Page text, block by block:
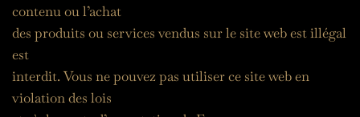
contenu ou l’achat
des produits ou services vendus sur le site web est illégal
est
interdit. Vous ne pouvez pas utiliser ce site web en
violation des lois